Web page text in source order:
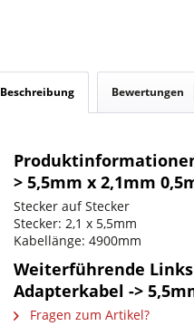
Beschreibung Bewertungen
> 5,5mm x 2,1mm
Stecker auf Stecker
Stecker: 2,1 x 5,5mm
Kabellänge: 4900mm
Weiterführende
Adapterkabel ->
Fragen zum Artikel?